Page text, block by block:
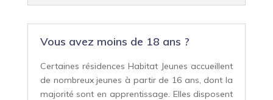
Vous avez moins de 18 ans ?
Certaines résidences Habitat Jeunes accueillent
de nombreux jeunes à partir de 16 ans, dont la
majorité sont en apprentissage. Elles disposent